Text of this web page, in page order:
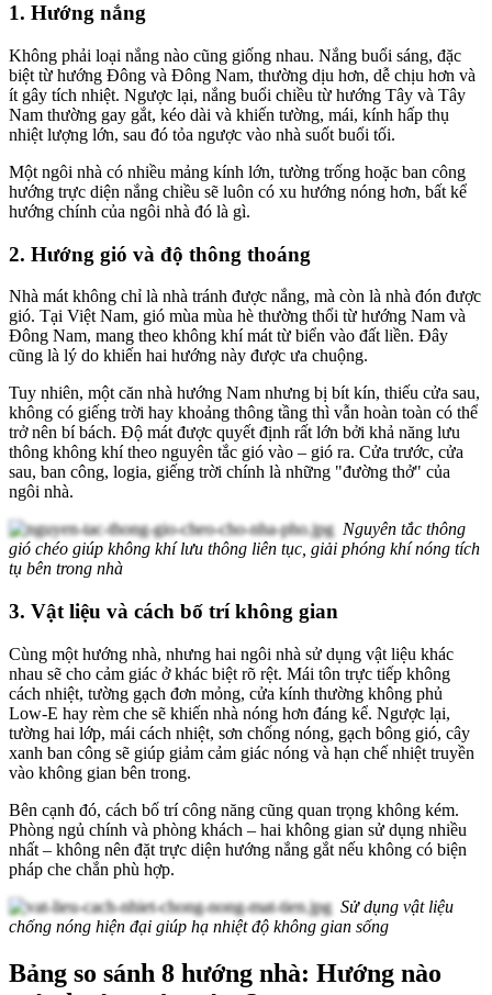
1. Hướng nắng
Không phải loại nắng nào cũng giống nhau. Nắng buổi sáng, đặc
biệt từ hướng Đông và Đông Nam, thường dịu hơn, dễ chịu hơn và
ít gây tích nhiệt. Ngược lại, nắng buổi chiều từ hướng Tây và Tây
Nam thường gay gắt, kéo dài và khiến tường, mái, kính hấp thụ
nhiệt lượng lớn, sau đó tỏa ngược vào nhà suốt buổi tối.
Một ngôi nhà có nhiều mảng kính lớn, tường trống hoặc ban công
hướng trực diện nắng chiều sẽ luôn có xu hướng nóng hơn, bất kể
hướng chính của ngôi nhà đó là gì.
2. Hướng gió và độ thông thoáng
Nhà mát không chỉ là nhà tránh được nắng, mà còn là nhà đón được
gió. Tại Việt Nam, gió mùa mùa hè thường thổi từ hướng Nam và
Đông Nam, mang theo không khí mát từ biển vào đất liền. Đây
cũng là lý do khiến hai hướng này được ưa chuộng.
Tuy nhiên, một căn nhà hướng Nam nhưng bị bít kín, thiếu cửa sau,
không có giếng trời hay khoảng thông tầng thì vẫn hoàn toàn có thể
trở nên bí bách. Độ mát được quyết định rất lớn bởi khả năng lưu
thông không khí theo nguyên tắc gió vào – gió ra. Cửa trước, cửa
sau, ban công, logia, giếng trời chính là những "đường thở" của
ngôi nhà.
Nguyên tắc thông
gió chéo giúp không khí lưu thông liên tục, giải phóng khí nóng tích
tụ bên trong nhà
3. Vật liệu và cách bố trí không gian
Cùng một hướng nhà, nhưng hai ngôi nhà sử dụng vật liệu khác
nhau sẽ cho cảm giác ở khác biệt rõ rệt. Mái tôn trực tiếp không
cách nhiệt, tường gạch đơn mỏng, cửa kính thường không phủ
Low-E hay rèm che sẽ khiến nhà nóng hơn đáng kể. Ngược lại,
tường hai lớp, mái cách nhiệt, sơn chống nóng, gạch bông gió, cây
xanh ban công sẽ giúp giảm cảm giác nóng và hạn chế nhiệt truyền
vào không gian bên trong.
Bên cạnh đó, cách bố trí công năng cũng quan trọng không kém.
Phòng ngủ chính và phòng khách – hai không gian sử dụng nhiều
nhất – không nên đặt trực diện hướng nắng gắt nếu không có biện
pháp che chắn phù hợp.
Sử dụng vật liệu
chống nóng hiện đại giúp hạ nhiệt độ không gian sống
Bảng so sánh 8 hướng nhà: Hướng nào